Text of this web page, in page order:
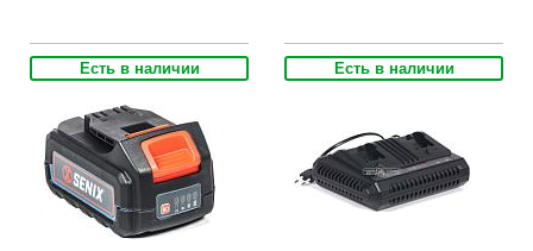
Есть в наличии Есть в наличии